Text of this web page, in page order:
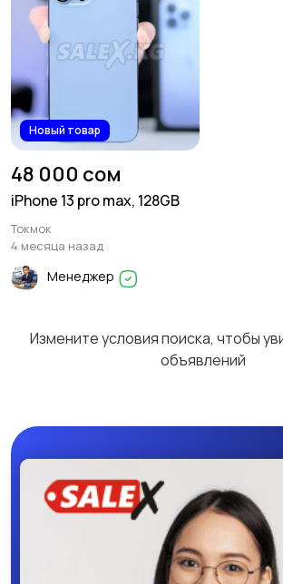
Новый товар
48 000 сом
iPhone 13 pro max, 128GB
Токмок
4 месяца назад
Менеджер
Измените условия поиска, чтобы
объявлений
Мобильное
приложение